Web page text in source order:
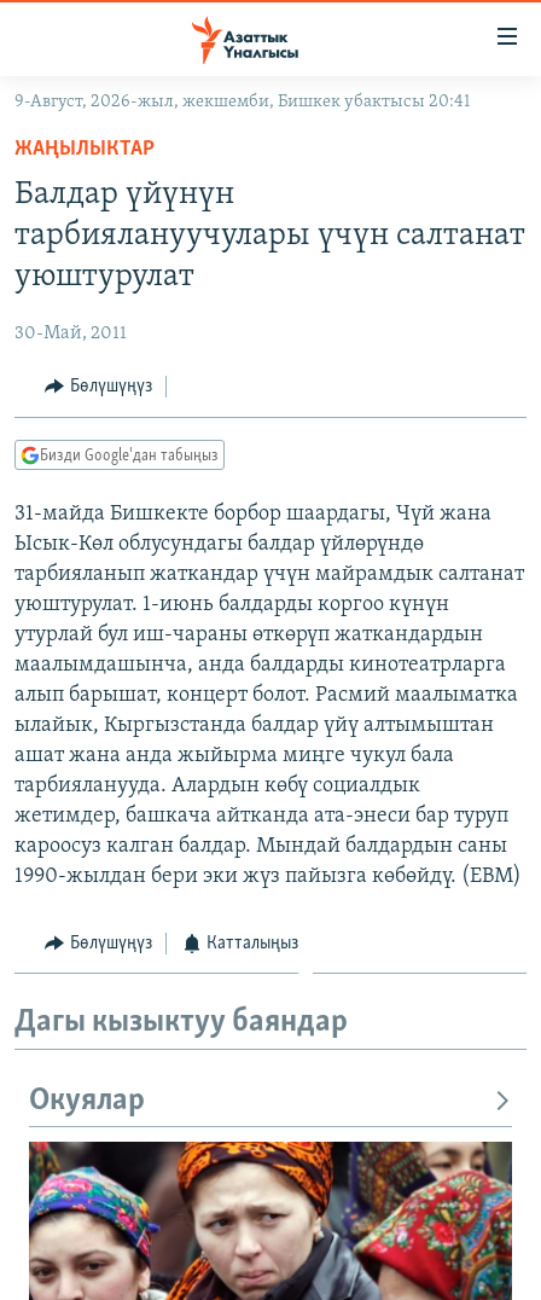
Навигацияга
өтүңүз
Издөөгө
салыңызКЫРГЫЗСТАН
МАДАНИЯТ
ДҮЙНӨ
УКРАИНА
ТВ ПРОГРАММАЛАР
БҮГҮН АЗАТТЫКТА
ДАНИСТЕ
ЭЖЕ-СИҢДИЛЕР
АЗАТТЫК+
ЫҢГАЙСЫЗ СУРООЛОР
ПОДКАСТ
ОНЛАЙН ШЕРИНЕ
ЭЕ/АРнун бардык сайттары
9-Август, 2026-жыл, жекшемби, Бишкек убактысы 20:41
ЖАҢЫЛЫКТАР
Балдар үйүнүн
тарбиялануучулары үчүн салтанат
уюштурулат
30-Май, 2011
Бөлүшүңүз
Бизди Google'дан табыңыз
31-майда Бишкекте борбор шаардагы, Чүй жана
Ысык-Көл облусундагы балдар үйлөрүндө
тарбияланып жаткандар үчүн майрамдык салтанат
уюштурулат. 1-июнь балдарды коргоо күнүн
утурлай бул иш-чараны өткөрүп жаткандардын
маалымдашынча, анда балдарды кинотеатрларга
алып барышат, концерт болот. Расмий маалыматка
ылайык, Кыргызстанда балдар үйү алтымыштан
ашат жана анда жыйырма миңге чукул бала
тарбияланууда. Алардын көбү социалдык
жетимдер, башкача айтканда ата-энеси бар туруп
кароосуз калган балдар. Мындай балдардын саны
1990-жылдан бери эки жүз пайызга көбөйдү. (EBM)
Бөлүшүңүз Катталыңыз
Дагы кызыктуу баяндар
Окуялар